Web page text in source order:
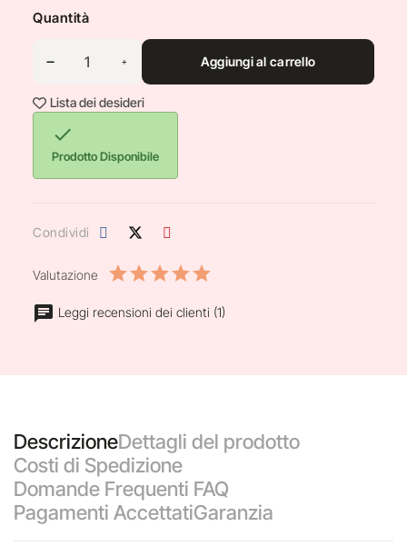
Quantità
Aggiungi al carrello
Lista dei desideri

Prodotto Disponibile
Condividi
Valutazione
Leggi recensioni dei clienti (1)
DescrizioneDettagli del prodotto
Costi di Spedizione
Domande Frequenti FAQ
Pagamenti AccettatiGaranzia